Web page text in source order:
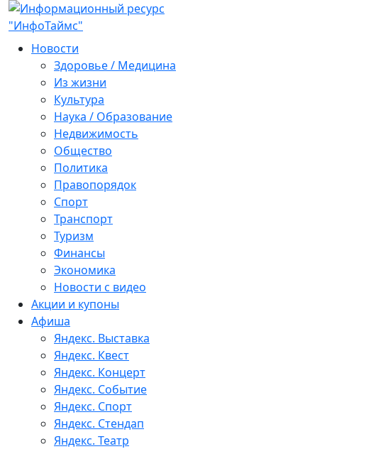
Новости
Здоровье / Медицина
Из жизни
Культура
Наука / Образование
Недвижимость
Общество
Политика
Правопорядок
Спорт
Транспорт
Туризм
Финансы
Экономика
Новости с видео
Акции и купоны
Афиша
Яндекс. Выставка
Яндекс. Квест
Яндекс. Концерт
Яндекс. Событие
Яндекс. Спорт
Яндекс. Стендап
Яндекс. Театр